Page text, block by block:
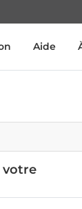
Aide
votre